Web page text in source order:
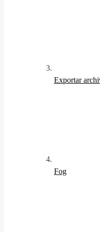
Exportar
Fog